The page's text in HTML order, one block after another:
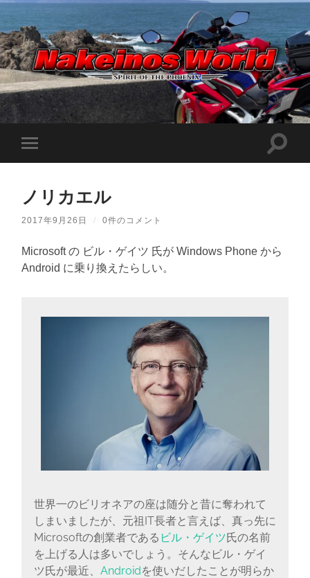
Nakeinos
world
ノ
|
や
ら
日
に
書
く
ブ
ロ
グ
バ
ル
メ
ュ
切
り
替
検
り
替
ノリカエル
2017年9月26日 / 0件のコメント
Microsoft の ビル・ゲイツ 氏が Windows Phone から
Android に乗り換えたらしい。
世界一のビリオネアの座は随分と昔に奪われて
しまいましたが、元祖IT長者と言えば、真っ先に
Microsoftの創業者である ビル・ゲイツ氏の名前
を上げる人は多いでしょう。そんなビル・ゲイ
ツ氏が最近、 Androidを使いだしたことが明らか